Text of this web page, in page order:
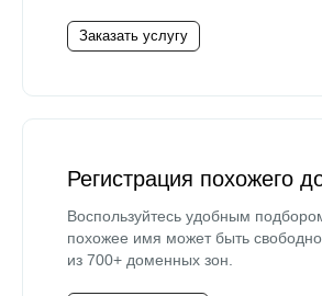
Заказать услугу
Регистрация похожего
Воспользуйтесь удобным
похожее имя может быть
из 700+ доменных зон.